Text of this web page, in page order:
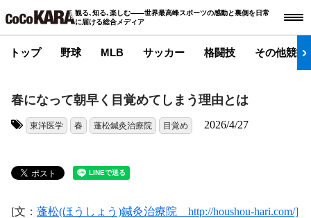
観る､知る､楽しむ――世界最高峰スポーツの感動と裏側を日常
に届ける総合メディア
トップ 野球 MLB サッカー 格闘技 その他競技
春になって朝早く目覚めてしまう理由とは
東洋医学 春 蓬松鍼灸治療院 目覚め 2026/4/27
[文： 蓬松(ほうしょう)鍼灸治療院 http://houshou-hari.com/]